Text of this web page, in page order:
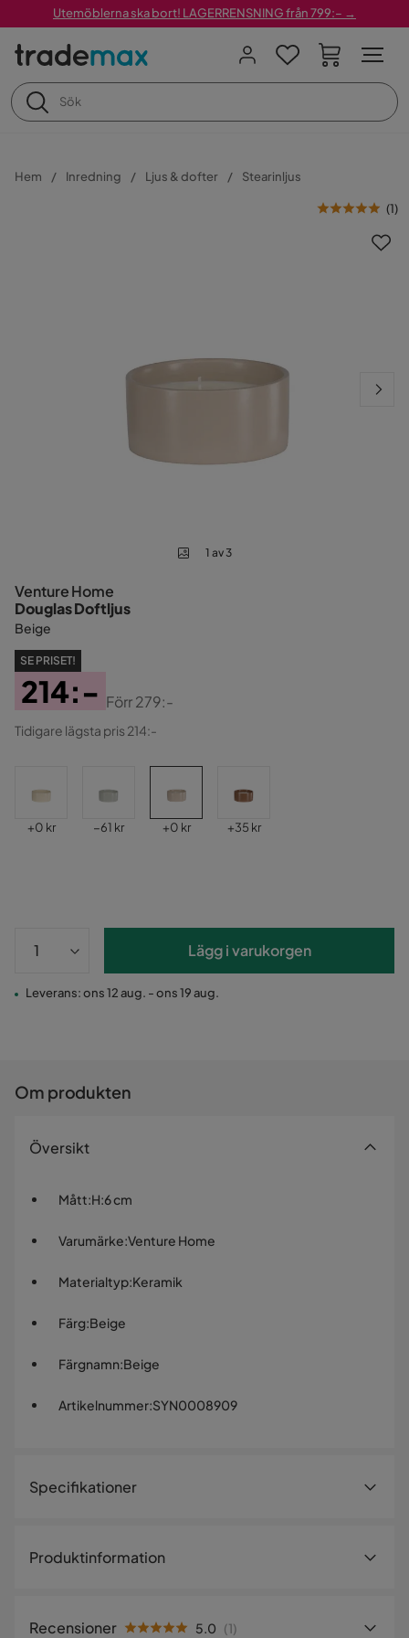
Utemöblerna ska bort! LAGERRENSNING från 799:– →
Hem Inredning Ljus & dofter Stearinljus
(1)
1 av 3
Venture Home
Douglas Doftljus
Beige
SE PRISET!
Pris
214:-
Original
Förr279:-
Tidigare lägsta pris 214:-
Pris
+0 kr Pris
−61 kr Pris
+0 kr Pris
+35 kr
Lägg i varukorgen
Leverans: ons 12 aug. - ons 19 aug.
Om produkten
Översikt
Mått:H:6 cm
Varumärke:Venture Home
Materialtyp:Keramik
Färg:Beige
Färgnamn:Beige
Artikelnummer:SYN0008909
Specifikationer
Storlek
Produktinformation
uppfriskande doftupplevelse som sprider fräschör och
Recensioner 5.0 (1)